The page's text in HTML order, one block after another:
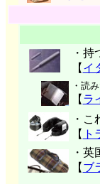
・持
【 イ
・読
【 ラ
・こ
【 ト
・
【 ブ